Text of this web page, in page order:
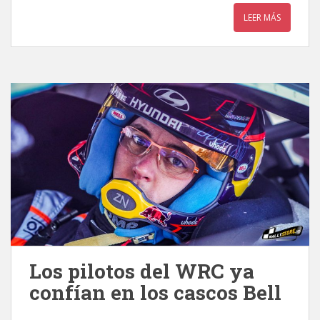
LEER MÁS
Los pilotos del WRC ya
confían en los cascos Bell